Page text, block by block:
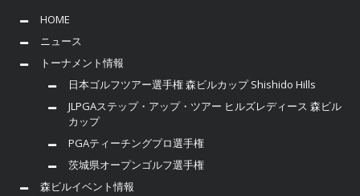
HOME
ニュース
トーナメント情報
日本ゴルフツアー選手権 森ビルカップ Shishido Hills
JLPGAステップ・アップ・ツアー ヒルズレディース 森ビル
カップ
PGAティーチングプロ選手権
茨城県オープンゴルフ選手権
森ビルイベント情報